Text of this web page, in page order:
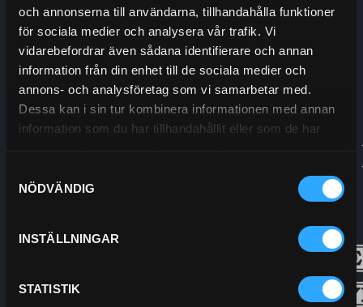
och annonserna till användarna, tillhandahålla funktioner
för sociala medier och analysera vår trafik. Vi
vidarebefordrar även sådana identifierare och annan
information från din enhet till de sociala medier och
annons- och analysföretag som vi samarbetar med.
Dessa kan i sin tur kombinera informationen med annan
information som du har tillhandahållit eller som de har
NÖDVÄNDIG
INSTÄLLNINGAR
STATISTIK
556208-5778